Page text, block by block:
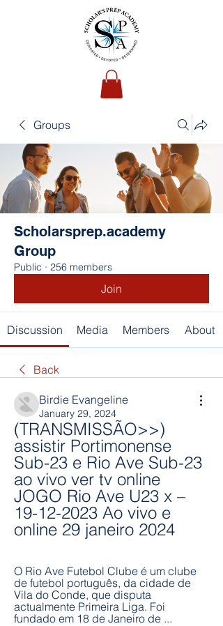
Groups
Scholarsprep.academy
Group
Public · 256 members
Join
Discussion Media Members About
Back
Birdie Evangeline
January 29, 2024
(TRANSMISSÃO>>)
assistir Portimonense
Sub-23 e Rio Ave Sub-23
ao vivo ver tv online
JOGO Rio Ave U23 x –
19-12-2023 Ao vivo e
online 29 janeiro 2024
O Rio Ave Futebol Clube é um clube
de futebol português, da cidade de
Vila do Conde, que disputa
actualmente Primeira Liga. Foi
fundado em 18 de Janeiro de ...